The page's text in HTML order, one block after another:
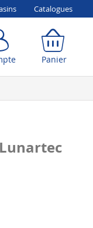
Catalogues
Panier
Lunartec
Panier